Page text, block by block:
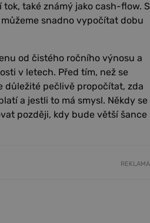
také známý jako cash-flow. S
snadno vypočítat dobu
od čistého ročního výnosu a
v letech. Před tím, než se
důležité pečlivě propočítat, zda
a jestli to má smysl. Někdy se
později, kdy bude větší šance
REKLAMA